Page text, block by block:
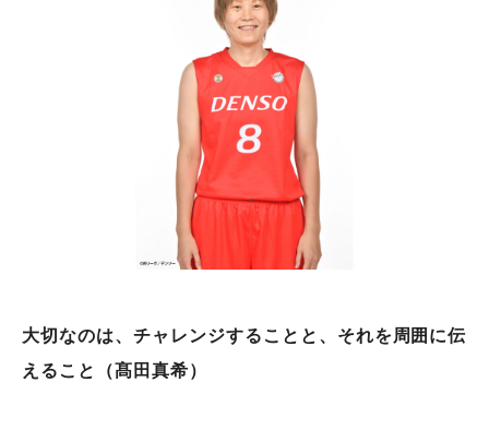
大切なのは、チャレンジすることと、それを周囲に伝
えること（髙田真希）